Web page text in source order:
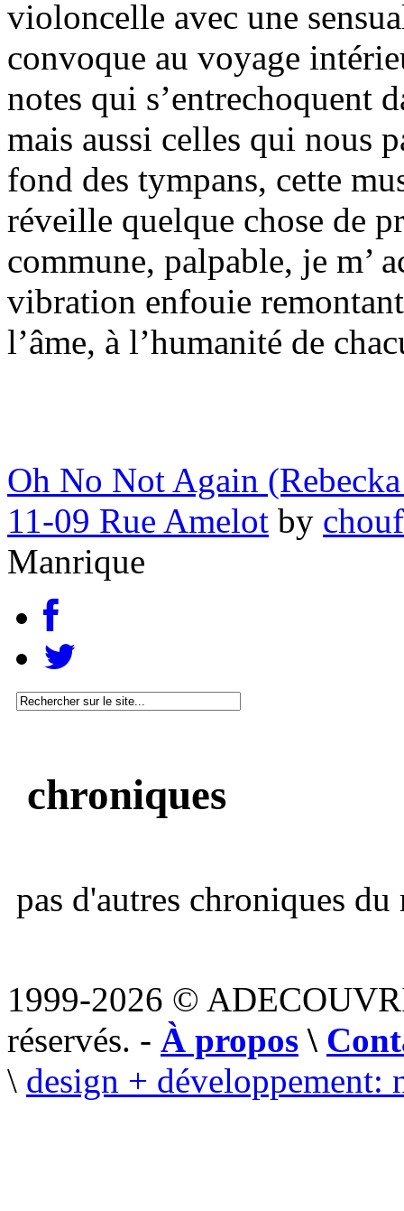
violoncelle avec une
convoque au voyage
notes qui s’entrechoquent
mais aussi celles qui nous
fond des tympans, cette
réveille quelque chose de
commune, palpable, je m’
vibration enfouie
l’âme, à l’humanité de
Oh No Not Again
11-09 Rue Amelot by
Manrique
chroniques
pas d'autres chroniques du
1999-2026 ©
réservés. - À propos \
\ design + développement: